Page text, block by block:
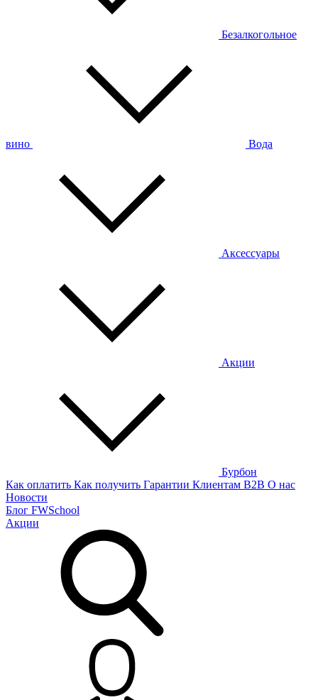
Безалкогольное
вино Вода
Аксессуары
Акции
Бурбон
Как оплатить Как получить Гарантии Клиентам B2B О нас
Новости
Блог FWSchool
Акции